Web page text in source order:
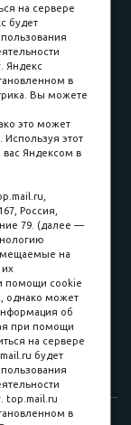
на сервере
будет
Яндекс
в
Вы можете
это может
Используя этот
вас Яндексом в
Россия,
79. (далее —
на
помощи cookie
однако может
об
при помощи
на сервере
будет
top.mail.ru
в